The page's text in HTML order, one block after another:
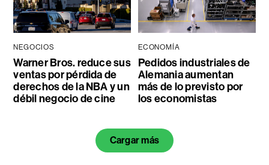
NEGOCIOS
Warner Bros. reduce sus
ventas por pérdida de
derechos de la NBA y un
débil negocio de cine
ECONOMÍA
Pedidos industriales de
Alemania aumentan
más de lo previsto por
los economistas
Cargar más